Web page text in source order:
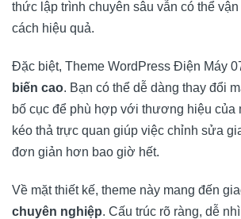
thức lập trình chuyên sâu vẫn có thể
cách hiệu quả.
Đặc biệt, Theme WordPress Điện Máy
biến cao. Bạn có thể dễ dàng thay đổi
bố cục để phù hợp với thương hiệu của
kéo thả trực quan giúp việc chỉnh sửa
đơn giản hơn bao giờ hết.
Về mặt thiết kế, theme này mang đến
chuyên nghiệp. Cấu trúc rõ ràng, dễ